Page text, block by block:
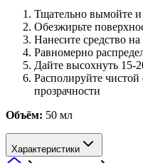
Тщательно вымойте
Обезжирьте
Нанесите средство
Равномерно
Дайте высохнуть 15-
Располируйте
прозрачности
Объём: 50 мл
Характеристики